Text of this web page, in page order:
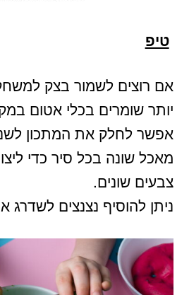
טיפ
אם רוצים לשמור בצק
יותר שומרים בכלי אטום
אפשר לחלק את המתכון
מאכל שונה בכל סיר כדי
צבעים שונים.
ניתן להוסיף נצנצים